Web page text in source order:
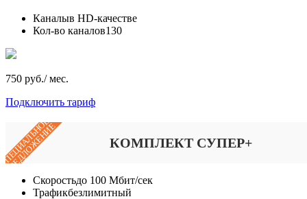
Каналыв HD-качестве
Кол-во каналов130
750 руб./ мес.
Подключить тариф
ПРЕДЛОЖЕНИЕ КОМПЛЕКТ СУПЕР+
Скоростьдо 100 Мбит/сек
Трафикбезлимитный